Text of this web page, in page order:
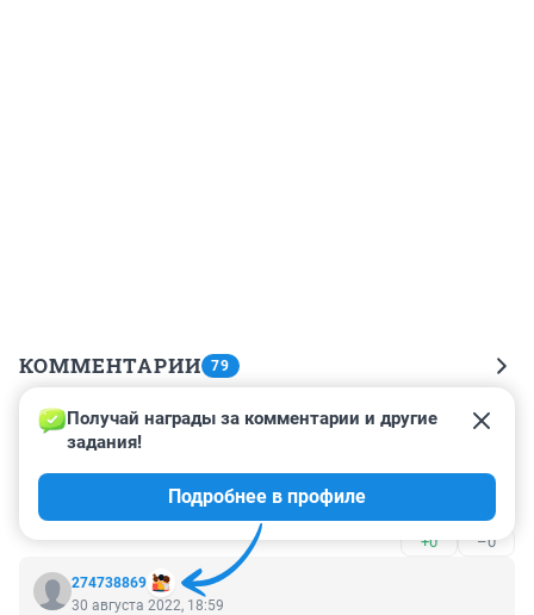
КОММЕНТАРИИ 79
Гость
31 августа 2022, 23:18
Надо запретить вырубку деревьев, пока новые не
приживутся, что на Вокзальной, что в Нарымском
+0 –0
274738869
Получай награды за комментарии и другие
задания!
Подробнее в профиле
30 августа 2022, 18:59